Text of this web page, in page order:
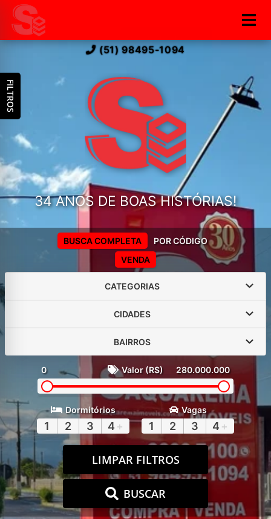
(51) 98495-1094
34 ANOS DE BOAS HISTÓRIAS!
VENDA
BUSCA COMPLETA POR CÓDIGO
CATEGORIAS
CIDADES
BAIRROS
0 Valor (R$) 280.000.000
Dormitórios
1 2 3 4 +
Vagas
1 2 3 4 +
LIMPAR FILTROS
BUSCAR
FILTROS